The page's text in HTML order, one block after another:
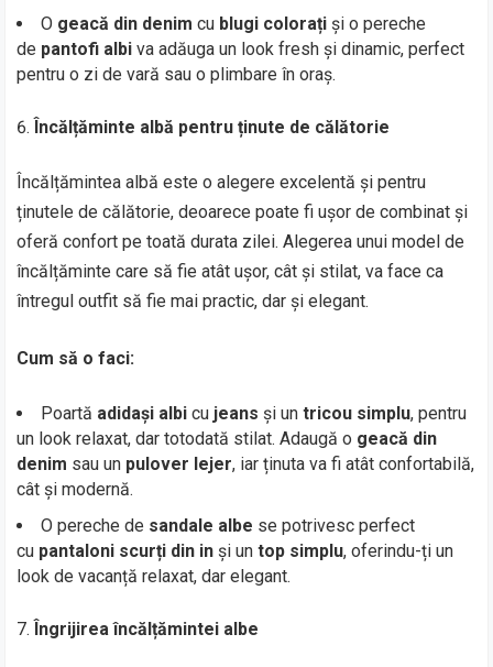
O geacă din denim cu blugi colorați și o pereche
de pantofi albi va adăuga un look fresh și dinamic, perfect
pentru o zi de vară sau o plimbare în oraș.
Încălțăminte albă pentru ținute de călătorie
Încălțămintea albă este o alegere excelentă și pentru
ținutele de călătorie, deoarece poate fi ușor de combinat și
oferă confort pe toată durata zilei. Alegerea unui model de
încălțăminte care să fie atât ușor, cât și stilat, va face ca
întregul outfit să fie mai practic, dar și elegant.
Cum să o faci:
Poartă adidași albi cu jeans și untricou simplu, pentru
un look relaxat, dar totodată stilat. Adaugă o geacă din
denim sau un pulover lejer, iar ținuta va fi atât confortabilă,
cât și modernă.
O pereche de sandale albe se potrivesc perfect
cu pantaloni scurți din in și untop simplu, oferindu-ți un
look de vacanță relaxat, dar elegant.
Îngrijirea încălțămintei albe